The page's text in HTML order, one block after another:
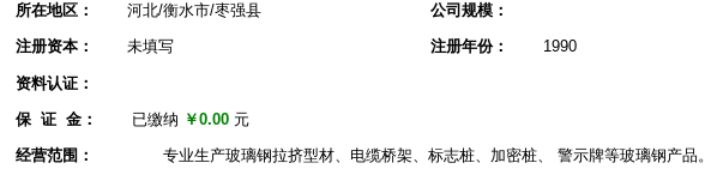
所在地区：
河北/衡水市/枣强县
公司规模：
注册资本：
未填写 注册年份： 1990
资料认证：
保 证 金：
已缴纳 ￥0.00元
经营范围：
专业生产玻璃钢拉挤型材、电缆桥架、标志桩、加密桩、 警示牌等玻璃钢产品。